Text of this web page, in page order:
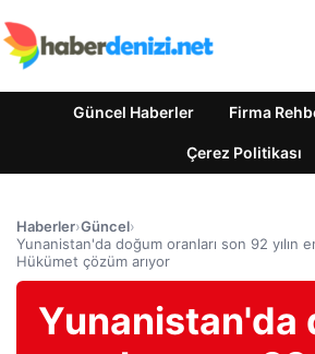
Güncel Haberler Firma
Çerez Politikası
Haberler›Güncel›
Yunanistan'da doğum oranları son 92 yılın
Hükümet çözüm arıyor
Yunanistan'da